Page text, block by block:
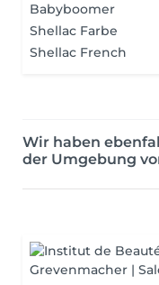
Babyboomer
Shellac Farbe
Shellac French
Wir haben
der Umgebung